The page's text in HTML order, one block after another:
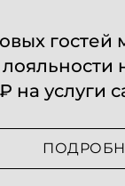
на услуги